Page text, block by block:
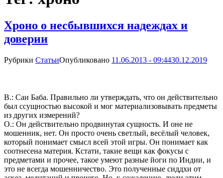
Хроно о несбывшихся надеждах и
доверии
Рубрики СтатьиОпубликовано 11.06.2013 - 09:4430.12.2019
В.: Саи Баба. Правильно ли утверждать, что он действительно
был ссущностью высокой и мог материализовывать предметы
из других измерений?
О.: Он действительно продвинутая сущность. И оне не
мошенник, нет. Он просто очень светлый, весёлый человек,
который понимает смысл всей этой игры. Он понимает как
соотнесена материя. Кстати, такие вещи как фокусы с
предметами и прочее, такое умеют разные йоги по Индии, и
это не всегда мошенничество. Это полученные сиддхи от